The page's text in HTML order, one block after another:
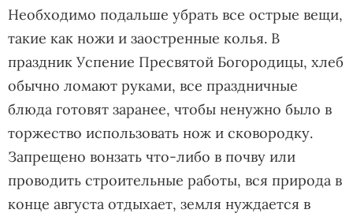
Необходимо подальше убрать все острые вещи,
такие как ножи и заостренные колья. В
праздник Успение Пресвятой Богородицы, хлеб
обычно ломают руками, все праздничные
блюда готовят заранее, чтобы ненужно было в
торжество использовать нож и сковородку.
Запрещено вонзать что-либо в почву или
проводить строительные работы, вся природа в
конце августа отдыхает, земля нуждается в